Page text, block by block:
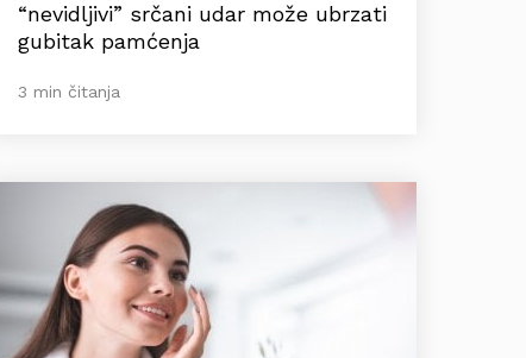
“nevidljivi” srčani udar može ubrzati
gubitak pamćenja
3 min čitanja